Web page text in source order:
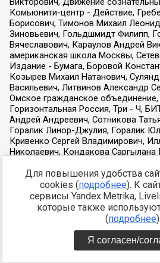
Для повышения удобства
cookies (подробнее). К
сервисы Yandex.Metrika,
которые также
(подробнее).
Я согласен/